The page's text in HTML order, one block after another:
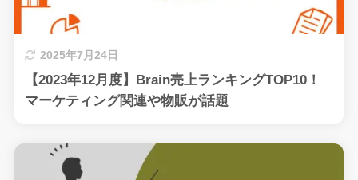
2025年7月24日
【2023年12月度】Brain売上ランキングTOP10！
マーケティング関連や物販が話題